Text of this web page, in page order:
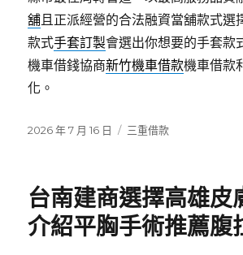
舖且正派經營的合法融資當舖款式選
款式手套訂製會選出你想要的手套款
機車借錢協商新竹機車借款機車借款
化。
發
2026 年 7 月 16 日
分
三重借款
台南建商選擇高雄皮
介紹平胸手術推薦腹